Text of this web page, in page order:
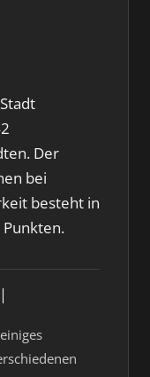
Der
bei
besteht in
Punkten.